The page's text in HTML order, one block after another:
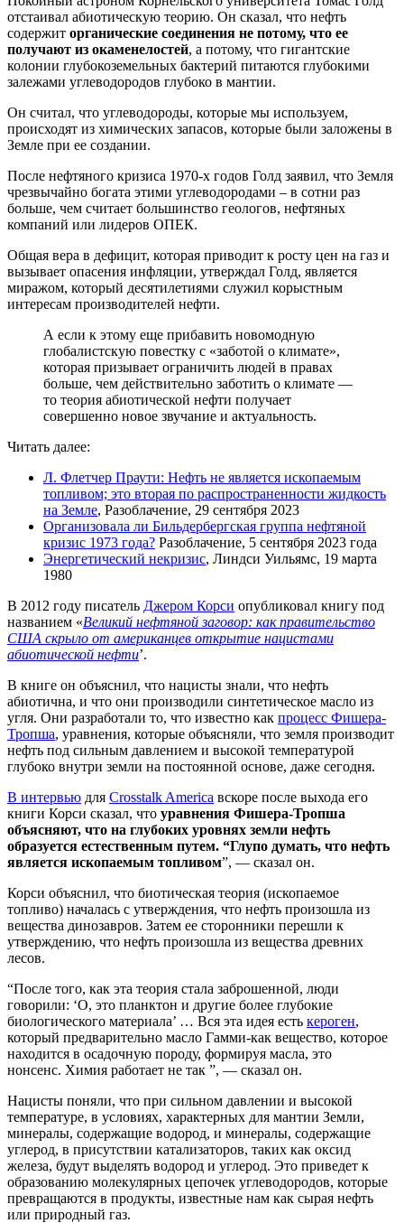
отстаивал абиотическую теорию. Он сказал, что нефть
содержит органические соединения не потому, что ее
получают из окаменелостей, а потому, что гигантские
колонии глубокоземельных бактерий питаются глубокими
залежами углеводородов глубоко в мантии.
Он считал, что углеводороды, которые мы используем,
происходят из химических запасов, которые были заложены в
Земле при ее создании.
После нефтяного кризиса 1970-х годов Голд заявил, что Земля
чрезвычайно богата этими углеводородами – в сотни раз
больше, чем считает большинство геологов, нефтяных
компаний или лидеров ОПЕК.
Общая вера в дефицит, которая приводит к росту цен на газ и
вызывает опасения инфляции, утверждал Голд, является
миражом, который десятилетиями служил корыстным
интересам производителей нефти.
А если к этому еще прибавить новомодную
глобалистскую повестку с «заботой о климате»,
которая призывает ограничить людей в правах
больше, чем действительно заботить о климате —
то теория абиотической нефти получает
совершенно новое звучание и актуальность.
Читать далее:
Л. Флетчер Праути: Нефть не является ископаемым
топливом; это вторая по распространенности жидкость
на Земле, Разоблачение, 29 сентября 2023
Организовала ли Бильдербергская группа нефтяной
кризис 1973 года? Разоблачение, 5 сентября 2023 года
Энергетический некризис, Линдси Уильямс, 19 марта
1980
В 2012 году писатель Джером Корси опубликовал книгу под
названием «Великий нефтяной заговор: как правительство
США скрыло от американцев открытие нацистами
абиотической нефти’.
В книге он объяснил, что нацисты знали, что нефть
абиотична, и что они производили синтетическое масло из
угля. Они разработали то, что известно как процесс Фишера-
Тропша, уравнения, которые объясняли, что земля производит
нефть под сильным давлением и высокой температурой
глубоко внутри земли на постоянной основе, даже сегодня.
В интервью для Crosstalk America вскоре после выхода его
книги Корси сказал, что уравнения Фишера-Тропша
объясняют, что на глубоких уровнях земли нефть
образуется естественным путем. “Глупо думать, что нефть
является ископаемым топливом”, — сказал он.
Корси объяснил, что биотическая теория (ископаемое
топливо) началась с утверждения, что нефть произошла из
вещества динозавров. Затем ее сторонники перешли к
утверждению, что нефть произошла из вещества древних
лесов.
“После того, как эта теория стала заброшенной, люди
говорили: ‘О, это планктон и другие более глубокие
биологического материала’ … Вся эта идея есть кероген,
который предварительно масло Гамми-как вещество, которое
находится в осадочную породу, формируя масла, это
нонсенс. Химия работает не так ”, — сказал он.
Нацисты поняли, что при сильном давлении и высокой
температуре, в условиях, характерных для мантии Земли,
минералы, содержащие водород, и минералы, содержащие
углерод, в присутствии катализаторов, таких как оксид
железа, будут выделять водород и углерод. Это приведет к
образованию молекулярных цепочек углеводородов, которые
превращаются в продукты, известные нам как сырая нефть
или природный газ.